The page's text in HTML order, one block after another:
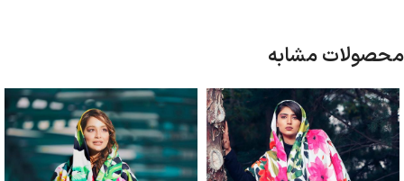
محصولات مشابه